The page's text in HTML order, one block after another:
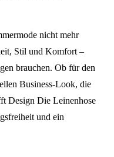
nicht mehr
Stil und Komfort –
brauchen. Ob für den
Business-Look, die
Design Die Leinenhose
und ein